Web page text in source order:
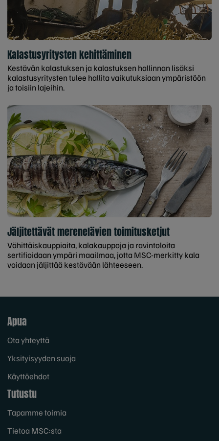
Kalastusyritysten kehittäminen
Kestävän kalastuksen ja kalastuksen hallinnan lisäksi
kalastusyritysten tulee hallita vaikutuksiaan ympäristöön
ja toisiin lajeihin.
Jäljitettävät merenelävien toimitusketjut
Vähittäiskauppiaita, kalakauppoja ja ravintoloita
sertifioidaan ympäri maailmaa, jotta MSC-merkitty kala
voidaan jäljittää kestävään lähteeseen.
Apua
Ota yhteyttä
Yksityisyyden suoja
Käyttöehdot
Tutustu
Tapamme toimia
Tietoa MSC:sta